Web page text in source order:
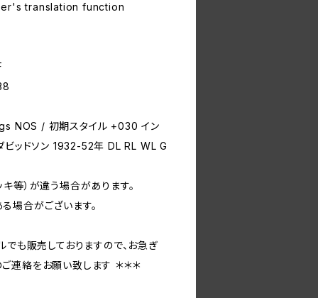
translation function
NOS / 初期スタイル +030 イン
ビッドソン 1932-52年 DL RL WL G
等）が違う場合があります。
場合がございます。
でも販売しておりますので、お急ぎ
連絡をお願い致します ＊＊＊